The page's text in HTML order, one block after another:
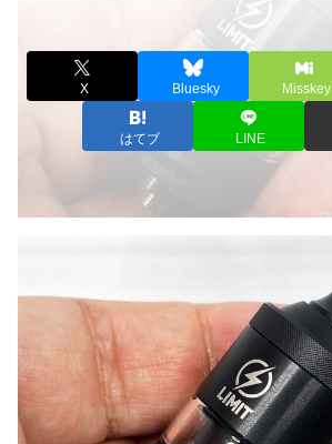
X Bluesky Misskey
はてブ LINE